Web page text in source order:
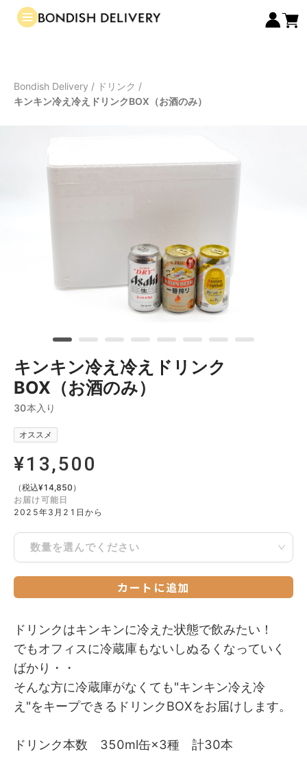
Bondish Delivery / ドリンク /
キンキン冷え冷えドリンクBOX（お酒のみ）
キンキン冷え冷えドリンク
BOX（お酒のみ）
30本入り
オススメ
¥13,500
（税込¥14,850 ）
お届け可能日
2025年3月21日から
数量を選んでください
カートに追加
ドリンクはキンキンに冷えた状態で飲みたい！
でもオフィスに冷蔵庫もないしぬるくなっていく
ばかり・・
そんな方に冷蔵庫がなくても"キンキン冷え冷
え"をキープできるドリンクBOXをお届けします。
ドリンク本数 350ml缶×3種 計30本